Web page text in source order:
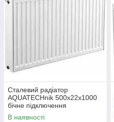
Сталевий радіатор
AQUATECHnik 500х22х1000
бічне підключення
В наявності